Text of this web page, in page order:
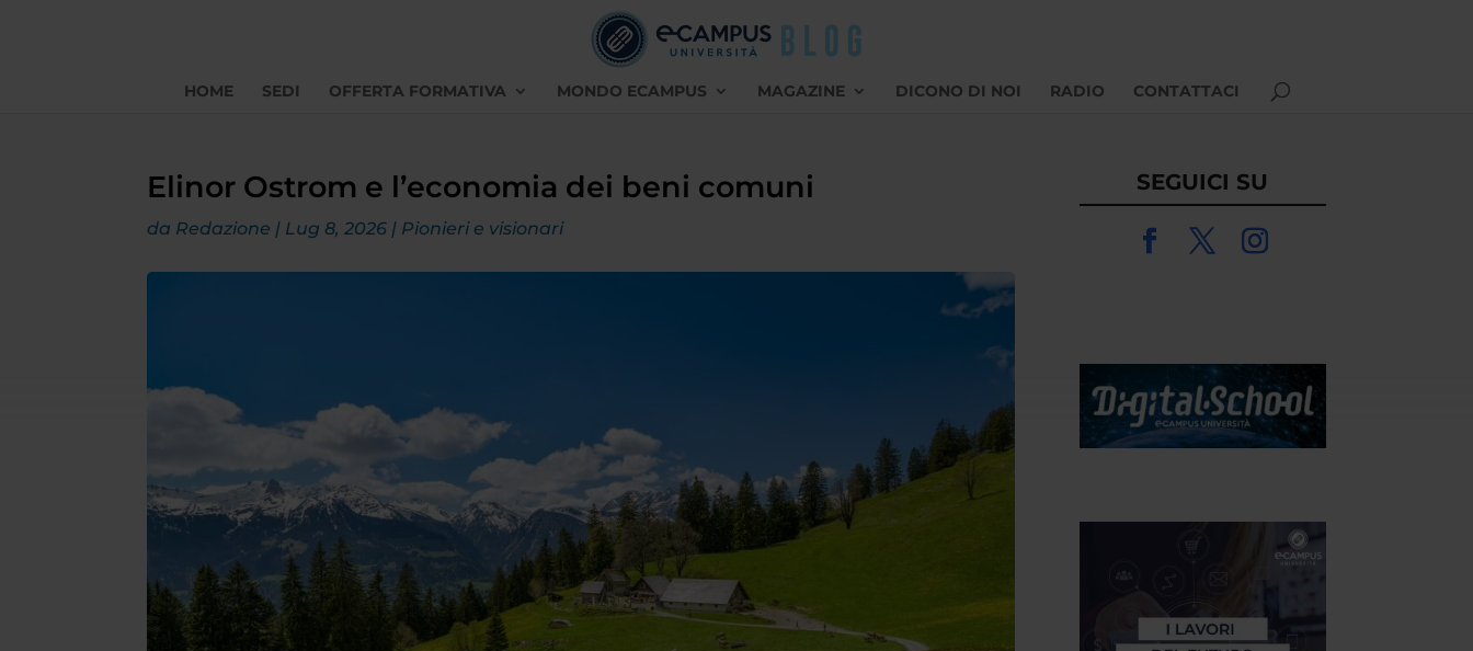
HOME SEDI OFFERTA FORMATIVA MONDO ECAMPUS MAGAZINE DICONO DI NOI RADIO CONTATTACI
Elinor Ostrom e l’economia dei beni comuni
da Redazione | Lug 8, 2026 | Pionieri e visionari
SEGUICI SU